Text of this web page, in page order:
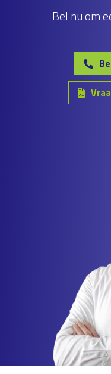
Bel nu om